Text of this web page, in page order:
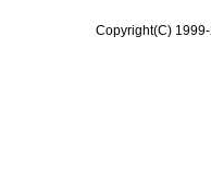
Copyright(C)